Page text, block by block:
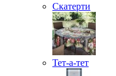
Скатерти
Тет-а-тет